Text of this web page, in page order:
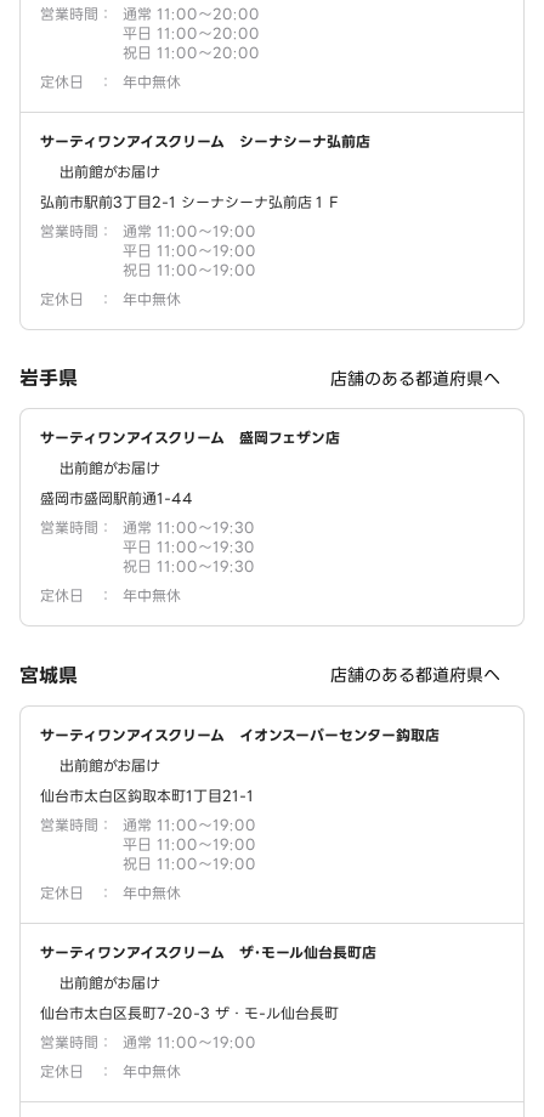
営業時間 ：
通常 11:00～20:00
平日 11:00～20:00
祝日 11:00～20:00
定休日
： 年中無休
サーティワンアイスクリーム シーナシーナ弘前店
出前館がお届け
弘前市駅前3丁目2-1 シーナシーナ弘前店１Ｆ
営業時間 ：
通常 11:00～19:00
平日 11:00～19:00
祝日 11:00～19:00
定休日
： 年中無休
岩手県 店舗のある都道府県へ
サーティワンアイスクリーム 盛岡フェザン店
出前館がお届け
盛岡市盛岡駅前通1-44
営業時間 ：
通常 11:00～19:30
平日 11:00～19:30
祝日 11:00～19:30
定休日
： 年中無休
宮城県 店舗のある都道府県へ
サーティワンアイスクリーム イオンスーパーセンター鈎取店
出前館がお届け
仙台市太白区鈎取本町1丁目21-1
営業時間 ：
通常 11:00～19:00
平日 11:00～19:00
祝日 11:00～19:00
定休日
： 年中無休
サーティワンアイスクリーム ザ･モール仙台長町店
出前館がお届け
仙台市太白区長町7-20-3 ザ・モ-ル仙台長町
営業時間 ：
通常 11:00～19:00
定休日
： 年中無休